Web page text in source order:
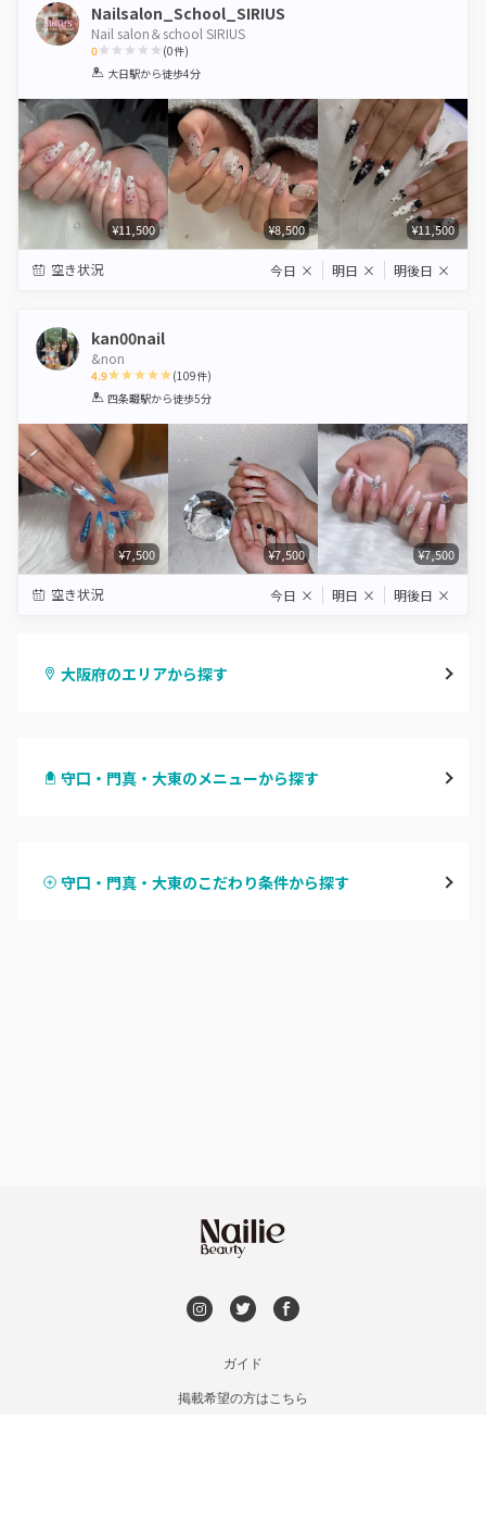
Nailsalon_School_SIRIUS
Nail salon＆school SIRIUS
0
1 2 3 4 5
(0件)
大日駅から徒歩4分
¥11,500 ¥8,500 ¥11,500
空き状況 今日 × 明日 × 明後日 ×
kan00nail
&non
4.9
1 2 3 4 5
(109件)
四条畷駅から徒歩5分
¥7,500 ¥7,500 ¥7,500
空き状況 今日 × 明日 × 明後日 ×
大阪府のエリアから探す
心斎橋・南船場・アメ村
守口・門真・大東のメニューから探す
ハンドスカルプ
守口・門真・大東のこだわり条件から探す
ガイド
掲載希望の方はこちら